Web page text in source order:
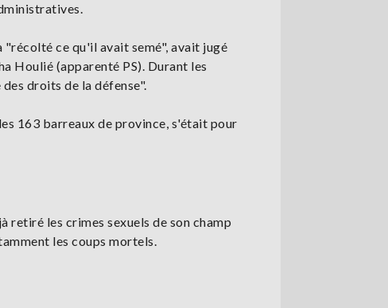
ce qu'il avait semé", avait jugé
Houlié (apparenté PS). Durant les
droits de la défense".
163 barreaux de province, s'était pour
retiré les crimes sexuels de son champ
les coups mortels.